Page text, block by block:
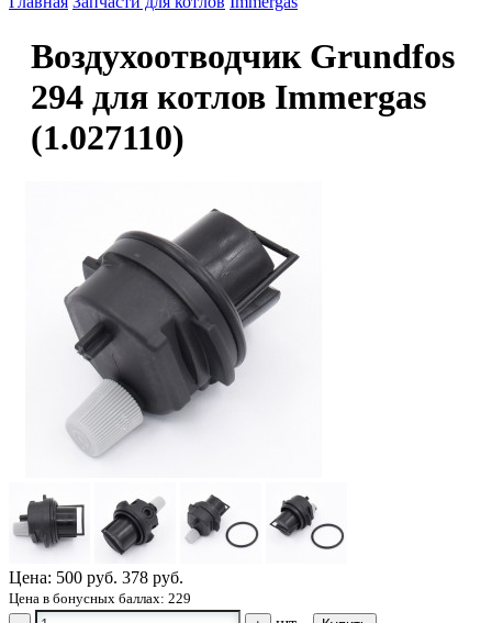
Воздухоотводчик Grundfos
294 для котлов Immergas
(1.027110)
Цена: 500 руб. 378 руб.
Цена в бонусных баллах: 229